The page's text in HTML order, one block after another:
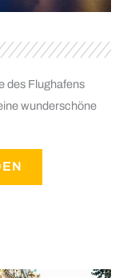
des Flughafens
wunderschöne